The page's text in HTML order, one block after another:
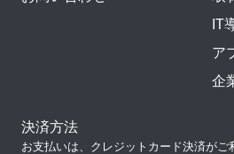
IT
ア
企
決済方法
お支払いは、クレジットカード決済がご